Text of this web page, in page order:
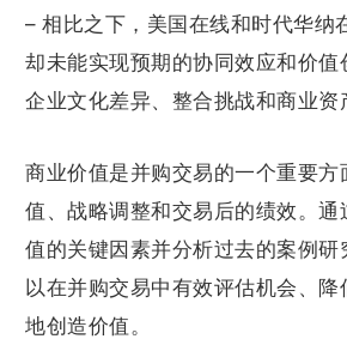
– 相比之下，美国在线和时代华
却未能实现预期的协同效应和价值
企业文化差异、整合挑战和商业资
商业价值是并购交易的一个重要方
值、战略调整和交易后的绩效。通
值的关键因素并分析过去的案例研
以在并购交易中有效评估机会、
地创造价值。